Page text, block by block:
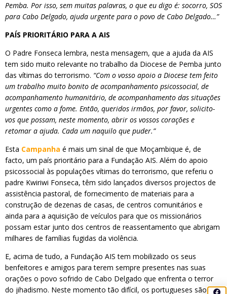
Pemba. Por isso, sem muitas palavras, o que eu digo é: socorro, SOS
para Cabo Delgado, ajuda urgente para o povo de Cabo Delgado…”
PAÍS PRIORITÁRIO PARA A AIS
O Padre Fonseca lembra, nesta mensagem, que a ajuda da AIS
tem sido muito relevante no trabalho da Diocese de Pemba junto
das vítimas do terrorismo. “Com o vosso apoio a Diocese tem feito
um trabalho muito bonito de acompanhamento psicossocial, de
acompanhamento humanitário, de acompanhamento das situações
urgentes como a fome. Então, queridos irmãos, por favor, solicito-
vos que possam, neste momento, abrir os vossos corações e
retomar a ajuda. Cada um naquilo que puder.”
Esta Campanha é mais um sinal de que Moçambique é, de
facto, um país prioritário para a Fundação AIS. Além do apoio
psicossocial às populações vítimas do terrorismo, que referiu o
padre Kwiriwi Fonseca, têm sido lançados diversos projectos de
assistência pastoral, de fornecimento de materiais para a
construção de dezenas de casas, de centros comunitários e
ainda para a aquisição de veículos para que os missionários
possam estar junto dos centros de reassentamento que abrigam
milhares de famílias fugidas da violência.
E, acima de tudo, a Fundação AIS tem mobilizado os seus
benfeitores e amigos para terem sempre presentes nas suas
orações o povo sofrido de Cabo Delgado que enfrenta o terror
do jihadismo. Neste momento tão difícil, os portugueses são